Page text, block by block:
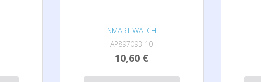
SMART WATCH
AP897093-10
10,60 €